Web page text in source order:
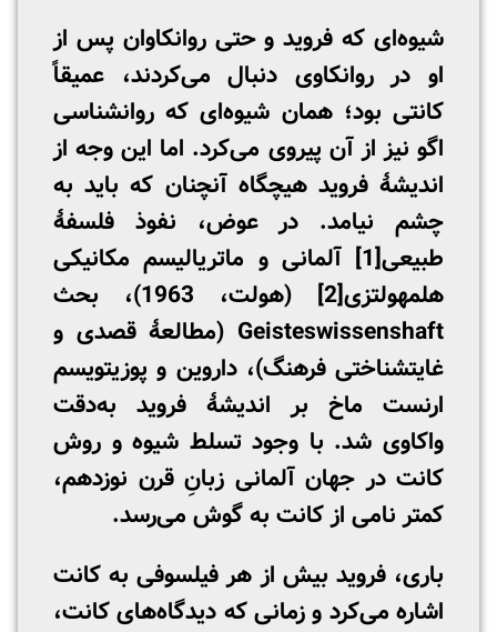
شیوه‌ای که فروید و حتی روانکاوان پس از
او در روانکاوی دنبال می‌کردند، عمیقاً
کانتی بود؛ همان شیوه‌ای که روانشناسی
اگو نیز از آن پیروی می‌کرد. اما این وجه از
اندیشۀ فروید هیچگاه آنچنان که باید به
چشم نیامد. در عوض، نفوذ فلسفۀ
طبیعی[1]
آلمانی و ماتریالیسم مکانیکی
هلمهولتزی[2]
(هولت، 1963)، بحث
Geisteswissenshaft (مطالعۀ قصدی و
غایت­شناختی فرهنگ)، داروین و پوزیتویسم
ارنست ماخ بر اندیشۀ فروید به‌دقت
واکاوی شد. با وجود تسلط شیوه و روش‌
کانت در جهان آلمانی زبانِ قرن نوزدهم،
کمتر نامی از کانت به گوش می‌رسد.
باری، فروید بیش از هر فیلسوفی به کانت
اشاره می‌کرد و زمانی که دیدگاه‌های کانت،